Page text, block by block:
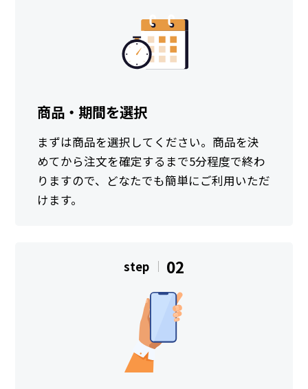
商品・期間を選択
まずは商品を選択してください。商品を決
めてから注文を確定するまで5分程度で終わ
りますので、どなたでも簡単にご利用いただ
けます。
step 02